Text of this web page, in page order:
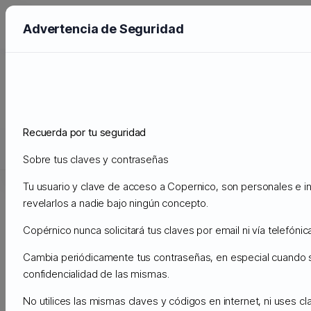
Destek
Destek Bildirimlerim Duyurular
Advertencia de Seguridad
Recuerda por tu seguridad
Sobre tus claves y contraseñas
Tu usuario y clave de acceso a Copernico, son personales e
revelarlos a nadie bajo ningún concepto.
Copérnico nunca solicitará tus claves por email ni vía
Cambia periódicamente tus contraseñas, en especial
confidencialidad de las mismas.
No utilices las mismas claves y códigos en internet, ni uses